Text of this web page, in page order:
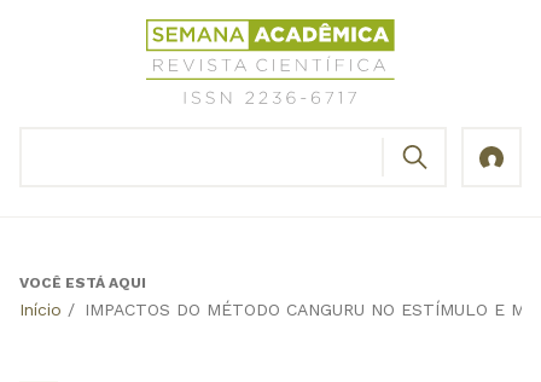
Revista
Científica
Semana
Back
VOCÊ ESTÁ AQUI
Início / IMPACTOS DO MÉTODO CANGURU NO ESTÍMULO E